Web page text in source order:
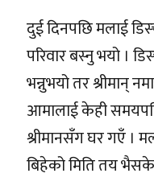
दुई दिनपछि मलाई
परिवार बस्नु भयो ।
भन्नुभयो तर श्रीमान्
आमालाई केही
श्रीमानसँग घर गएँ ।
बिहेको मिति तय